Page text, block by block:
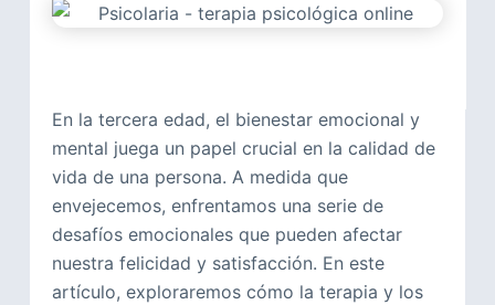
En la tercera edad, el bienestar emocional y
mental juega un papel crucial en la calidad de
vida de una persona. A medida que
envejecemos, enfrentamos una serie de
desafíos emocionales que pueden afectar
nuestra felicidad y satisfacción. En este
artículo, exploraremos cómo la terapia y los